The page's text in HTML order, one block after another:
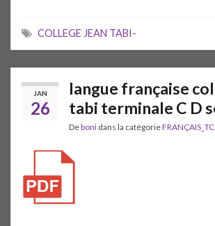
COLLEGE JEAN TABI-
JAN
26
langue française
tabi terminale C D
Deboni dans la catégorieFRANÇAIS_TC,